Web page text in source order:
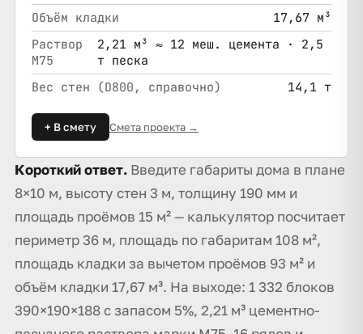
Объём кладки
17,67 м³
Раствор
М75
2,21 м³ ≈ 12 меш. цемента · 2,5
т песка
Вес стен (D800, справочно)
14,1 т
+ В смету Смета проекта →
Короткий ответ. Введите габариты дома в плане
8×10 м, высоту стен 3 м, толщину 190 мм и
площадь проёмов 15 м² — калькулятор посчитает
периметр 36 м, площадь по габаритам 108 м²,
площадь кладки за вычетом проёмов 93 м² и
объём кладки 17,67 м³. На выходе: 1 332 блоков
390×190×188 с запасом 5%, 2,21 м³ цементно-